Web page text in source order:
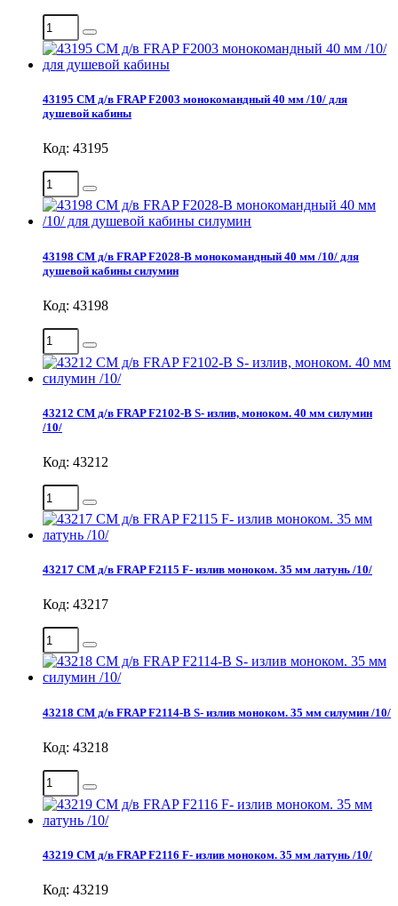
43195 СМ д/в FRAP F2003 монокомандный 40 мм /10/ для
душевой кабины
Код: 43195
43198 СМ д/в FRAP F2028-B монокомандный 40 мм /10/ для
душевой кабины силумин
Код: 43198
43212 СМ д/в FRAP F2102-В S- излив, моноком. 40 мм силумин
/10/
Код: 43212
43217 СМ д/в FRAP F2115 F- излив моноком. 35 мм латунь /10/
Код: 43217
43218 СМ д/в FRAP F2114-B S- излив моноком. 35 мм силумин /10/
Код: 43218
43219 СМ д/в FRAP F2116 F- излив моноком. 35 мм латунь /10/
Код: 43219